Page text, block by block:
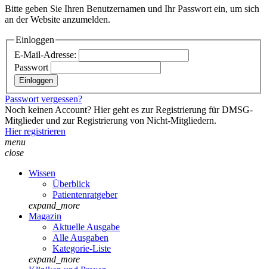
Bitte geben Sie Ihren Benutzernamen und Ihr Passwort ein, um sich
an der Website anzumelden.
Einloggen
E-Mail-Adresse:
Passwort
Passwort vergessen?
Noch keinen Account? Hier geht es zur Registrierung für DMSG-
Mitglieder und zur Registrierung von Nicht-Mitgliedern.
Hier registrieren
menu
close
Wissen
Überblick
Patientenratgeber
expand_more
Magazin
Aktuelle Ausgabe
Alle Ausgaben
Kategorie-Liste
expand_more